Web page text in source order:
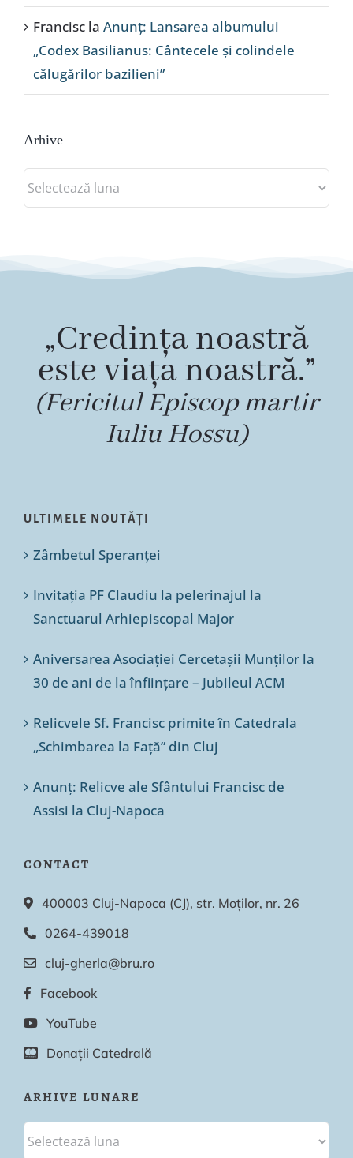
Francisc la Anunț: Lansarea albumului
„Codex Basilianus: Cântecele și colindele
călugărilor bazilieni”
Arhive
Arhive
„Credința noastră
este viața noastră.”
(Fericitul Episcop martir
Iuliu Hossu)
ULTIMELE NOUTĂȚI
Zâmbetul Speranței
Invitația PF Claudiu la pelerinajul la
Sanctuarul Arhiepiscopal Major
Aniversarea Asociației Cercetașii Munților la
30 de ani de la înființare – Jubileul ACM
Relicvele Sf. Francisc primite în Catedrala
„Schimbarea la Față” din Cluj
Anunț: Relicve ale Sfântului Francisc de
Assisi la Cluj-Napoca
CONTACT
400003 Cluj-Napoca (CJ), str. Moților, nr. 26
0264-439018
cluj-gherla@bru.ro
Facebook
YouTube
Donații Catedrală
ARHIVE LUNARE